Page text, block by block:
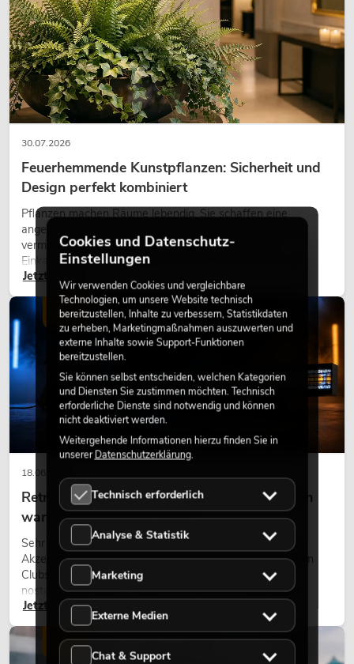
30.07.2026
Feuerhemmende Kunstpflanzen: Sicherheit und
Design perfekt kombiniert
Pflanzen machen Räume lebendig. Sie schaffen eine
angenehme Atmosphäre, verbessern das Ambiente und
vermitteln Natürlichkeit. Ob in Hotels, Restaurants,
Einkaufszentren, Bürogebäuden oder auf Messeständen:
eine hochwertige Begrünung gehört heute längst zum
modernen Raumkonzept.
Jetzt lesen
18.06.2026
Retro-Licht im modernen Lichtdesign: Warum
warmes Licht wieder wirkt
Sehr warmes Licht, sichtbare Leuchtflächen und farbige
Akzente prägen viele aktuelle Lichtdesigns auf Bühnen, in
Clubs und bei Events. Retro-Licht ist dabei kein rein
nostalgischer Effekt, sondern ein bewusst eingesetztes
Gestaltungsmittel: Es schafft Atmosphäre, gibt Szenen
Charakter und kann technische LED-Setups emotionaler
wirken lassen.
Jetzt lesen
LICHT
LICHT
Cookies und Datenschutz-
Einstellungen
Wir verwenden Cookies und vergleichbare
Technologien, um unsere Website technisch
bereitzustellen, Inhalte zu verbessern, Statistikdaten
zu erheben, Marketingmaßnahmen auszuwerten und
externe Inhalte sowie Support-Funktionen
bereitzustellen.
Sie können selbst entscheiden, welchen Kategorien
und Diensten Sie zustimmen möchten. Technisch
erforderliche Dienste sind notwendig und können
nicht deaktiviert werden.
Weitergehende Informationen hierzu finden Sie in
unsererDatenschutzerklärung.
Technisch erforderlich
Analyse & Statistik
Marketing
Externe Medien
Chat & Support